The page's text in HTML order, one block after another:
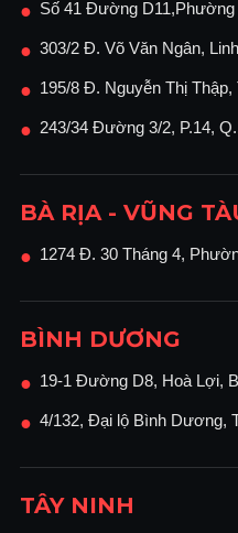
● Số 41 Đường D11,Phường
● 303/2 Đ. Võ Văn Ngân,
● 195/8 Đ. Nguyễn Thị
● 243/34 Đường 3/2, P.14,
BÀ RỊA - VŨNG
● 1274 Đ. 30 Tháng 4,
BÌNH DƯƠNG
● 19-1 Đường D8, Hoà Lợi,
● 4/132, Đại lộ Bình Dương,
TÂY NINH